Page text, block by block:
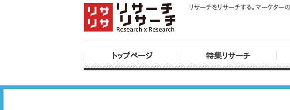
リサーチをリサーチする。マーケター
トップページ 特集リサーチ